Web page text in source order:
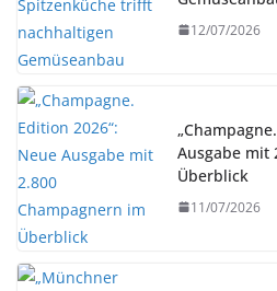
12/07/2026
Ausgabe mit
Überblick
11/07/2026